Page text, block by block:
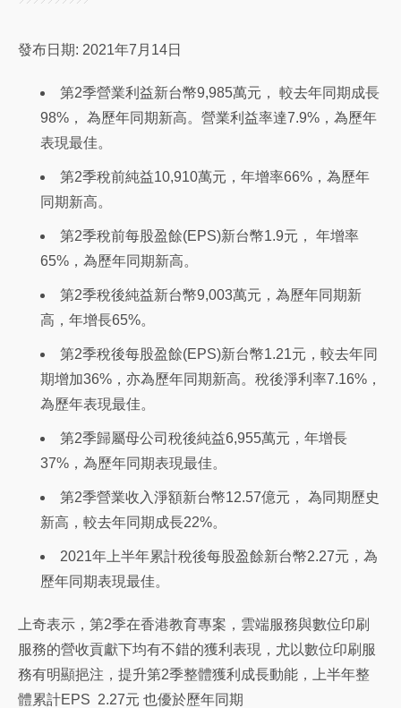
發布日期: 2021年7月14日
第2季營業利益新台幣9,985萬元， 較去年同期成長
98%， 為歷年同期新高。營業利益率達7.9%，為歷年
表現最佳。
第2季稅前純益10,910萬元，年增率66%，為歷年
同期新高。
第2季稅前每股盈餘(EPS)新台幣1.9元， 年增率
65%，為歷年同期新高。
第2季稅後純益新台幣9,003萬元，為歷年同期新
高，年增長65%。
第2季稅後每股盈餘(EPS)新台幣1.21元，較去年同
期增加36%，亦為歷年同期新高。稅後淨利率7.16%，
為歷年表現最佳。
第2季歸屬母公司稅後純益6,955萬元，年增長
37%，為歷年同期表現最佳。
第2季營業收入淨額新台幣12.57億元， 為同期歷史
新高，較去年同期成長22%。
2021年上半年累計稅後每股盈餘新台幣2.27元，為
歷年同期表現最佳。
上奇表示，第2季在香港教育專案，雲端服務與數位印刷
服務的營收貢獻下均有不錯的獲利表現，尤以數位印刷服
務有明顯挹注，提升第2季整體獲利成長動能，上半年整
體累計EPS 2.27元 也優於歷年同期